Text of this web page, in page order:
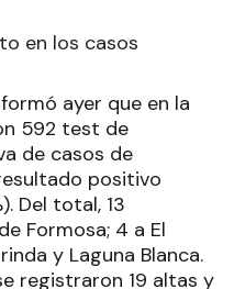
en los casos
ayer que en la
592 test de
de casos de
positivo
Del total, 13
Formosa; 4 a El
y Laguna Blanca.
registraron 19 altas y